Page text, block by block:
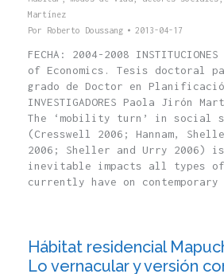
Martínez
Por Roberto Doussang 2013-04-17
FECHA: 2004-2008
of Economics. Tesis doctoral
grado de Doctor en
INVESTIGADORES Paola Jirón
The ‘mobility turn’ in social
(Cresswell 2006; Hannam,
2006; Sheller and Urry 2006)
inevitable impacts all types
currently have on
Hábitat residencial
Lo vernacular y versión